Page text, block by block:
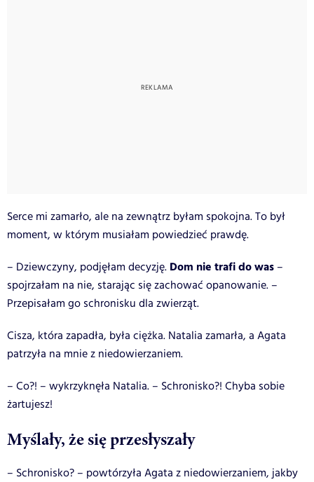
Serce mi zamarło, ale na zewnątrz byłam spokojna. To był
moment, w którym musiałam powiedzieć prawdę.
– Dziewczyny, podjęłam decyzję. Dom nie trafi do was –
spojrzałam na nie, starając się zachować opanowanie. –
Przepisałam go schronisku dla zwierząt.
Cisza, która zapadła, była ciężka. Natalia zamarła, a Agata
patrzyła na mnie z niedowierzaniem.
– Co?! – wykrzyknęła Natalia. – Schronisko?! Chyba sobie
żartujesz!
Myślały, że się przesłyszały
– Schronisko? – powtórzyła Agata z niedowierzaniem, jakby